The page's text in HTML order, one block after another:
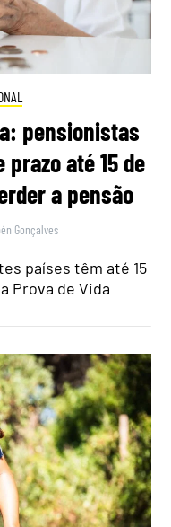
pensionistas
até 15 de
a pensão
Gonçalves
países têm até 15
Prova de Vida